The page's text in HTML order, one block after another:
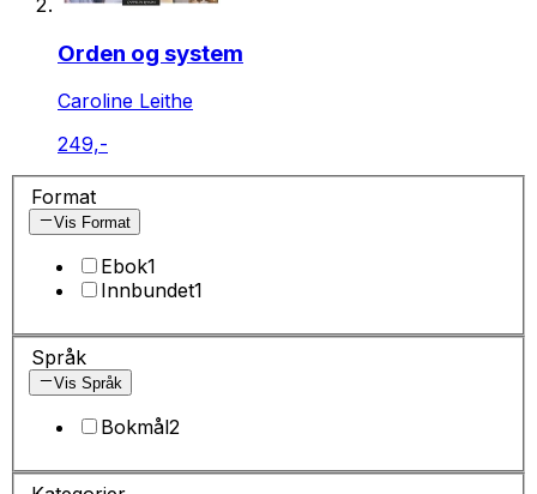
Orden og system
Caroline Leithe
249,-
Format
Vis Format
Ebok1
Innbundet1
Språk
Vis Språk
Bokmål2